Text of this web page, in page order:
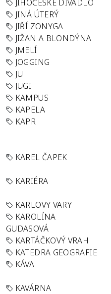
JIHOČESKÉ DIVADLO
JINÁ ÚTERÝ
JIŘÍ ZONYGA
JIŽAN A BLONDÝNA
JMELÍ
JOGGING
JU
JUGI
KAMPUS
KAPELA
KAPR
KAREL ČAPEK
KARIÉRA
KARLOVY VARY
KAROLÍNA
GUDASOVÁ
KARTÁČKOVÝ VRAH
KATEDRA GEOGRAFIE
KÁVA
KAVÁRNA